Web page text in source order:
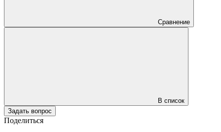
Сравнение
В список
Задать вопрос
Поделиться